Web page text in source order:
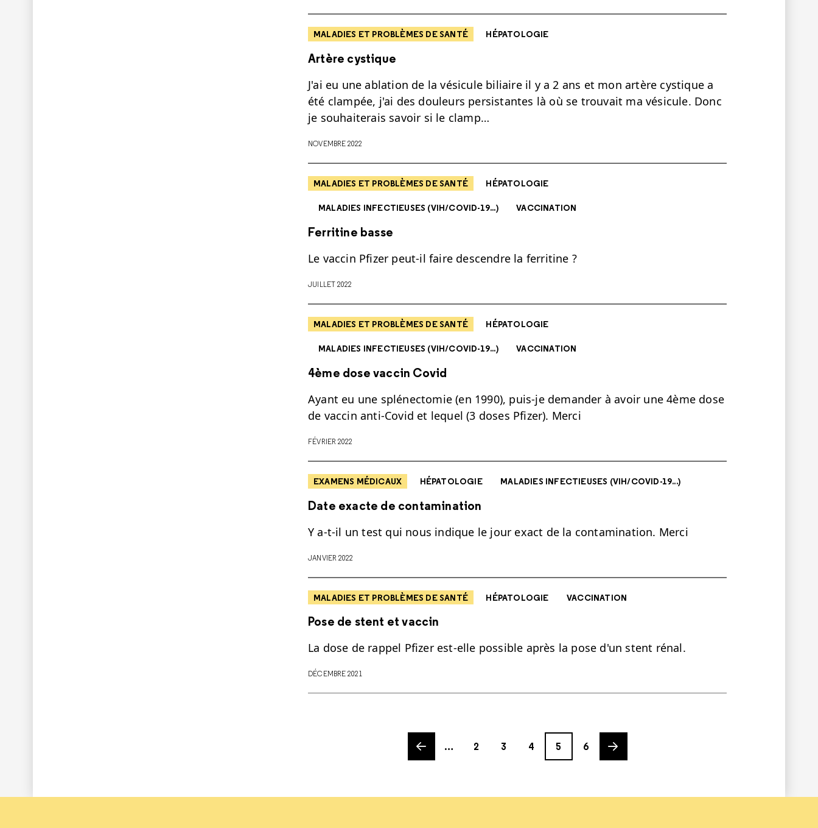
MALADIES ET PROBLÈMES DE SANTÉ HÉPATOLOGIE
Artère cystique
J'ai eu une ablation de la vésicule biliaire il y a 2 ans et mon artère cystique a
été clampée, j'ai des douleurs persistantes là où se trouvait ma vésicule. Donc
je souhaiterais savoir si le clamp…
NOVEMBRE 2022
MALADIES ET PROBLÈMES DE SANTÉ HÉPATOLOGIE
MALADIES INFECTIEUSES (VIH/COVID-19...) VACCINATION
Ferritine basse
Le vaccin Pfizer peut-il faire descendre la ferritine ?
JUILLET 2022
MALADIES ET PROBLÈMES DE SANTÉ HÉPATOLOGIE
MALADIES INFECTIEUSES (VIH/COVID-19...) VACCINATION
4ème dose vaccin Covid
Ayant eu une splénectomie (en 1990), puis-je demander à avoir une 4ème dose
de vaccin anti-Covid et lequel (3 doses Pfizer). Merci
FÉVRIER 2022
EXAMENS MÉDICAUX HÉPATOLOGIE MALADIES INFECTIEUSES (VIH/COVID-19...)
Date exacte de contamination
Y a-t-il un test qui nous indique le jour exact de la contamination. Merci
JANVIER 2022
MALADIES ET PROBLÈMES DE SANTÉ HÉPATOLOGIE VACCINATION
Pose de stent et vaccin
La dose de rappel Pfizer est-elle possible après la pose d'un stent rénal.
DÉCEMBRE 2021
Previous page
…
2
3
4
Page
5
Page
6
Next page